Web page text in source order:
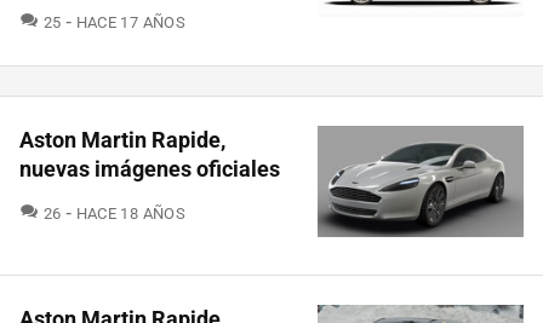
25 COMENTARIOS
HACE 17 AÑOS
Aston Martin Rapide,
nuevas imágenes oficiales
26 COMENTARIOS
HACE 18 AÑOS